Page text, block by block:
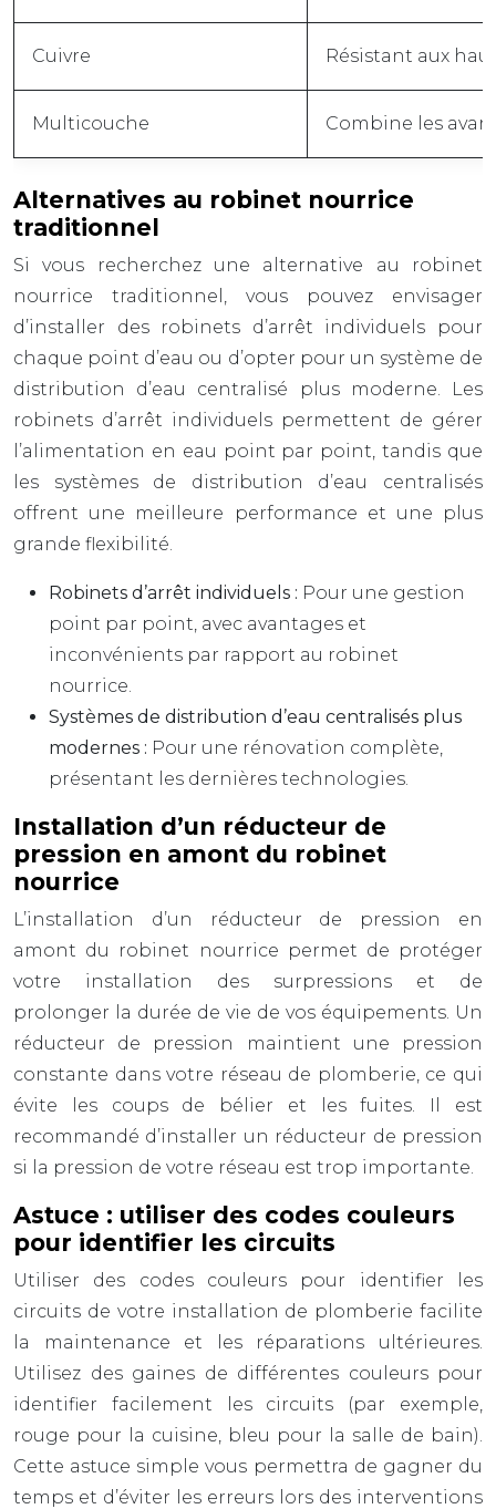
Cuivre Résistant aux
Multicouche Combine les
Alternatives au robinet nourrice
traditionnel
Si vous recherchez une alternative au robinet
nourrice traditionnel, vous pouvez envisager
d’installer des robinets d’arrêt individuels pour
chaque point d’eau ou d’opter pour un système de
distribution d’eau centralisé plus moderne. Les
robinets d’arrêt individuels permettent de gérer
l’alimentation en eau point par point, tandis que
les systèmes de distribution d’eau centralisés
offrent une meilleure performance et une plus
grande flexibilité.
Robinets d’arrêt individuels : Pour une gestion
point par point, avec avantages et
inconvénients par rapport au robinet
nourrice.
Systèmes de distribution d’eau centralisés plus
modernes : Pour une rénovation complète,
présentant les dernières technologies.
Installation d’un réducteur de
pression en amont du robinet
nourrice
L’installation d’un réducteur de pression en
amont du robinet nourrice permet de protéger
votre installation des surpressions et de
prolonger la durée de vie de vos équipements. Un
réducteur de pression maintient une pression
constante dans votre réseau de plomberie, ce qui
évite les coups de bélier et les fuites. Il est
recommandé d’installer un réducteur de pression
si la pression de votre réseau est trop importante.
Astuce : utiliser des codes couleurs
pour identifier les circuits
Utiliser des codes couleurs pour identifier les
circuits de votre installation de plomberie facilite
la maintenance et les réparations ultérieures.
Utilisez des gaines de différentes couleurs pour
identifier facilement les circuits (par exemple,
rouge pour la cuisine, bleu pour la salle de bain).
Cette astuce simple vous permettra de gagner du
temps et d’éviter les erreurs lors des interventions